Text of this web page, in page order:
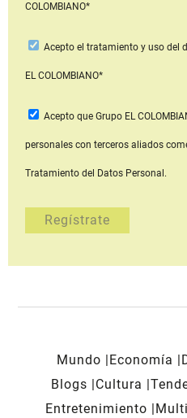
COLOMBIANO*
Acepto el tratamiento y uso del
EL COLOMBIANO*
Acepto que Grupo EL
personales con terceros aliados
Tratamiento del Datos Personal.
Mundo Economía
Blogs
Cultura
Entretenimiento